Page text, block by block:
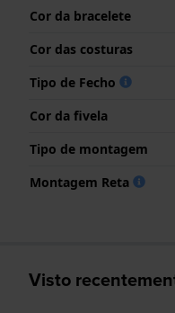
Cor da bracelete
Cor das costuras
Tipo de Fecho
Cor da fivela
Tipo de montagem
Montagem Reta
Visto